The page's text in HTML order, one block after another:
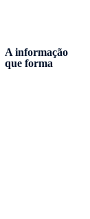
A informação
que forma